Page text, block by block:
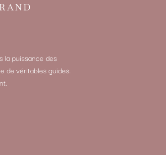
la puissance des
de véritables guides.